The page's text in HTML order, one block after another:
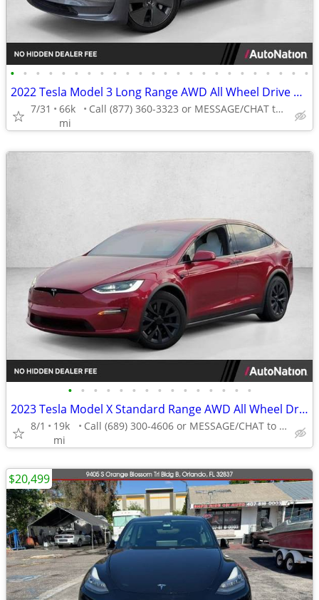
• • • • • • • • • • • • • • • • • • • • • • • •
2022 Tesla Model 3 Long Range AWD All Wheel Drive Electric AUTONATION
7/31
66k
mi
Call (877) 360-3323 or MESSAGE/CHAT to confirm availability
• • • • • • • • • • • • • • •
2023 Tesla Model X Standard Range AWD All Wheel Drive SUV Electric AUTONATION
8/1
19k
mi
Call (689) 300-4606 or MESSAGE/CHAT to confirm availability
$20,499